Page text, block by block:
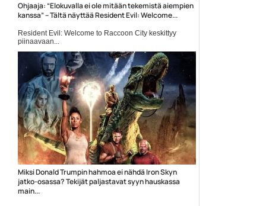
Ohjaaja: “Elokuvalla ei ole mitään tekemistä aiempien
kanssa” – Tältä näyttää Resident Evil: Welcome...
Resident Evil: Welcome to Raccoon City keskittyy
piinaavaan...
Elokuvat
Miksi Donald Trumpin hahmoa ei nähdä Iron Skyn
jatko-osassa? Tekijät paljastavat syyn hauskassa
main...